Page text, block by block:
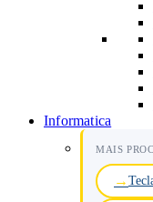
Informatica
MAIS